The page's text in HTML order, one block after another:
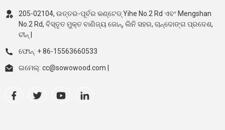
205-02104, ଉତ୍ତର-ପୂର୍ବର କଣ୍ଟେଡ୍ Yihe No.2 Rd ଏବଂ Mengshan
No.2 Rd, ବିସ୍ତୃତ ମୁକ୍ତ ବାଣିଜ୍ୟ ଜୋନ୍, ଲିନି ସହର, ଚାନ୍ଦୋଙ୍ଗ ପ୍ରଦେଶ,
ଚୀନ୍ |
ଫୋନ୍: + 86-15563660533
ଇମେଲ୍: cc@sowowood.com |